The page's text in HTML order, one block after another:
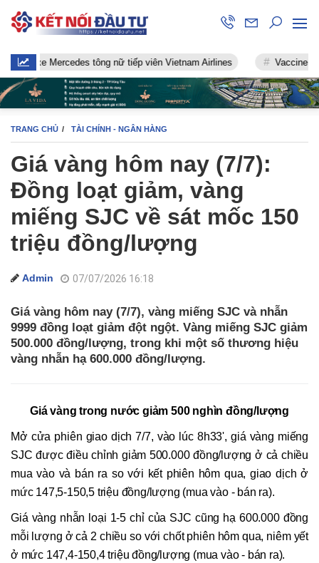
Mercedes tông nữ tiếp viên Vietnam Airlines Vaccine chống
TRANG CHỦ TÀI CHÍNH - NGÂN HÀNG
Giá vàng hôm nay (7/7):
Đồng loạt giảm, vàng
miếng SJC về sát mốc 150
triệu đồng/lượng
Admin 07/07/2026 16:18
Giá vàng hôm nay (7/7), vàng miếng SJC và nhẫn
9999 đồng loạt giảm đột ngột. Vàng miếng SJC giảm
500.000 đồng/lượng, trong khi một số thương hiệu
vàng nhẫn hạ 600.000 đồng/lượng.
Giá vàng trong nước giảm 500 nghìn đồng/lượng
Mở cửa phiên giao dịch 7/7, vào lúc 8h33', giá vàng miếng
SJC được điều chỉnh giảm 500.000 đồng/lượng ở cả chiều
mua vào và bán ra so với kết phiên hôm qua, giao dịch ở
mức 147,5-150,5 triệu đồng/lượng (mua vào - bán ra).
Giá vàng nhẫn loại 1-5 chỉ của SJC cũng hạ 600.000 đồng
mỗi lượng ở cả 2 chiều so với chốt phiên hôm qua, niêm yết
ở mức 147,4-150,4 triệu đồng/lượng (mua vào - bán ra).